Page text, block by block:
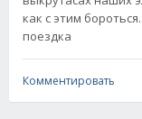
как с этим
поездка
Комментировать